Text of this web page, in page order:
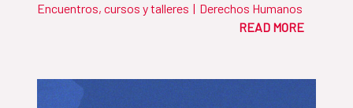
Encuentros, cursos y talleres | Derechos Humanos
READ MORE